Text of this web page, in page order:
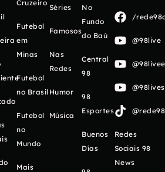
Cruzeiro
Futebol
em
Minas
Futebol
no Brasil
Futebol
no
Mundo
Mais
Séries
Famosos
Nas
Redes
Humor
Música
No
Fundo
do Baú
Central
98
98
Esportes
Buenos
Días
/
@98live
Redes
Sociais 98
News